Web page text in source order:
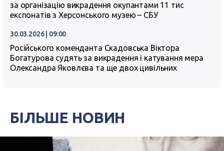
за організацію викрадення окупантами 11 тис
експонатів з Херсонського музею – СБУ
30.03.2026 | 09:00
Російського коменданта Скадовська Віктора
Богатурова судять за викрадення і катування мера
Олександра Яковлєва та ще двох цивільних
БІЛЬШЕ НОВИН